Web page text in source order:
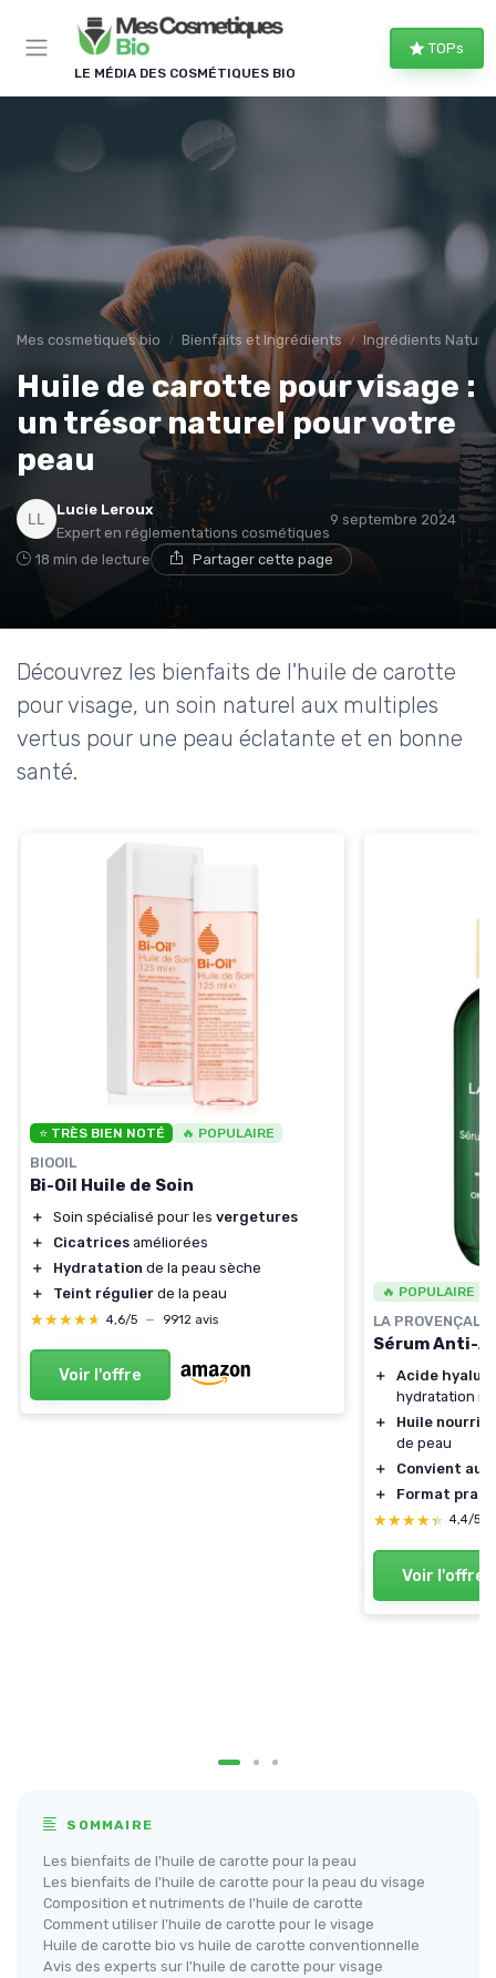
LE MÉDIA DES COSMÉTIQUES BIO
TOPs
Mes cosmetiques bio Bienfaits et Ingrédients Ingrédients
Huile de carotte pour visage :
un trésor naturel pour votre
peau
Lucie Leroux
Expert en réglementations cosmétiques
9 septembre 2024
18 min de lecture Partager cette page
Découvrez les bienfaits de l'huile de carotte
pour visage, un soin naturel aux multiples
vertus pour une peau éclatante et en bonne
santé.
⭐ TRÈS BIEN NOTÉ 🔥 POPULAIRE
BIOOIL
Bi-Oil Huile de Soin
＋ Soin spécialisé pour les vergetures
＋
Cicatrices améliorées
＋
Hydratation de la peau sèche
＋
Teint régulier de la peau
★★★★★
★★★★★ 4,6/5 — 9912 avis
Voir l'offre
🔥 POPULAIRE
LA PROVENÇALE
Sérum Anti-
＋
Acide
hydratation
＋
Huile
de peau
＋
Convient aux
＋
Format
★★★★★
★★★★★ 4,4/5
Voir l'offre
SOMMAIRE
Les bienfaits de l'huile de carotte pour la peau
Les bienfaits de l'huile de carotte pour la peau du visage
Composition et nutriments de l'huile de carotte
Comment utiliser l'huile de carotte pour le visage
Huile de carotte bio vs huile de carotte conventionnelle
Avis des experts sur l'huile de carotte pour visage
Panneau de gestion des cookies